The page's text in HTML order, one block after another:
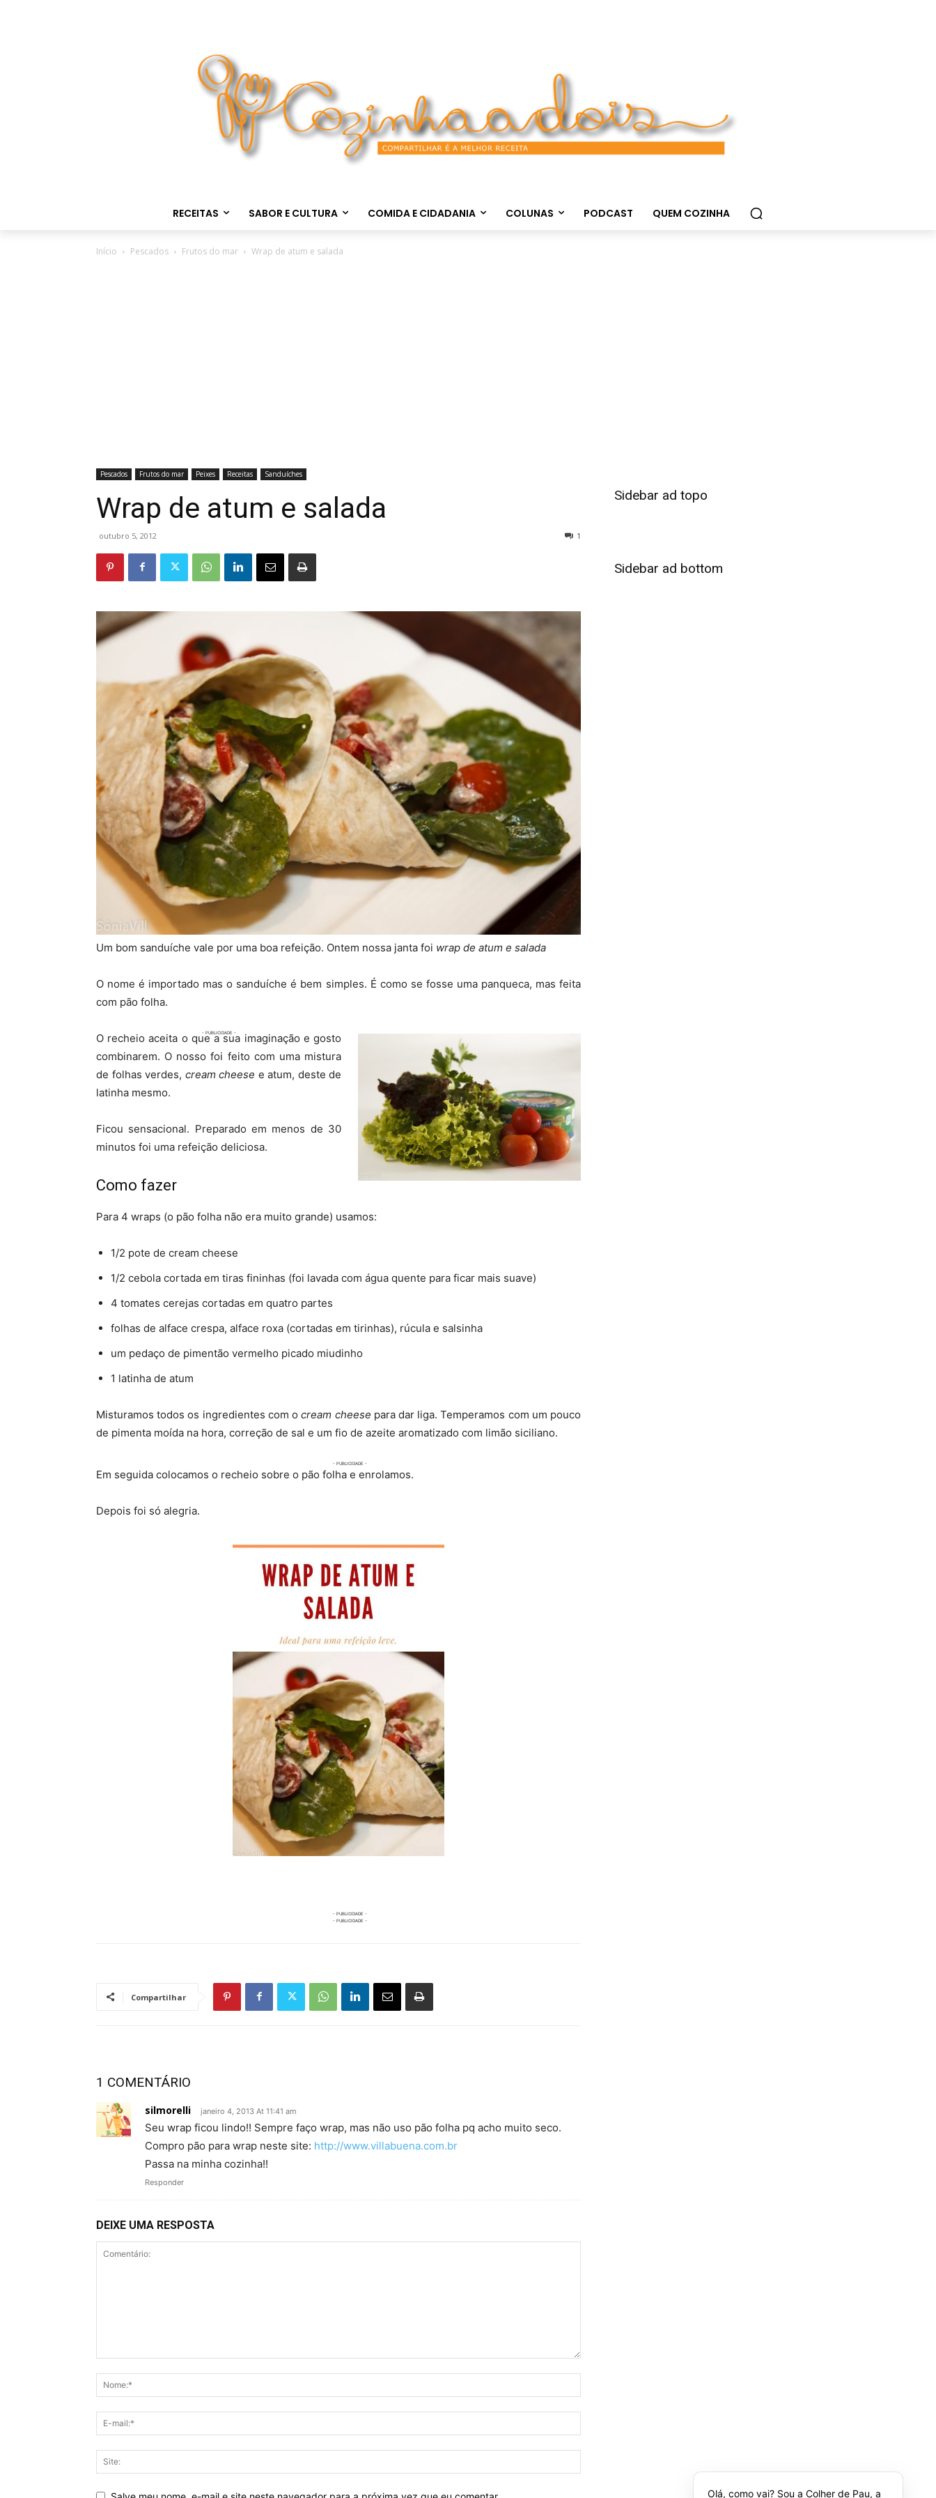
RECEITAS SABOR E CULTURA COMIDA E CIDADANIA COLUNAS PODCAST QUEM COZINHA
Início Pescados Frutos do mar Wrap de atum e salada
Pescados Frutos do mar Peixes Receitas Sanduíches
Wrap de atum e salada
outubro 5, 2012 1
Um bom sanduíche vale por uma boa refeição. Ontem nossa janta foi wrap de atum e salada
O nome é importado mas o sanduíche é bem simples. É como se fosse uma panqueca, mas feita
com pão folha.
O recheio aceita o que a sua imaginação e gosto
combinarem. O nosso foi feito com uma mistura
de folhas verdes, cream cheese e atum, deste de
latinha mesmo.
Ficou sensacional. Preparado em menos de 30
minutos foi uma refeição deliciosa.
Como fazer
Para 4 wraps (o pão folha não era muito grande) usamos:
1/2 pote de cream cheese
1/2 cebola cortada em tiras fininhas (foi lavada com água quente para ficar mais suave)
4 tomates cerejas cortadas em quatro partes
folhas de alface crespa, alface roxa (cortadas em tirinhas), rúcula e salsinha
um pedaço de pimentão vermelho picado miudinho
1 latinha de atum
Misturamos todos os ingredientes com ocream cheese para dar liga. Temperamos com um pouco
de pimenta moída na hora, correção de sal e um fio de azeite aromatizado com limão siciliano.
Em seguida colocamos o recheio sobre o pão folha e enrolamos.
Depois foi só alegria.
Compartilhar
1 COMENTÁRIO
silmorelli janeiro 4, 2013 At 11:41 am
Seu wrap ficou lindo!! Sempre faço wrap, mas não uso pão folha pq acho muito seco.
Compro pão para wrap neste site: http://www.villabuena.com.br
Passa na minha cozinha!!
Responder
DEIXE UMA RESPOSTA
Sidebar ad topo
Sidebar ad bottom
Olá, como vai? Sou a Colher de Pau, a